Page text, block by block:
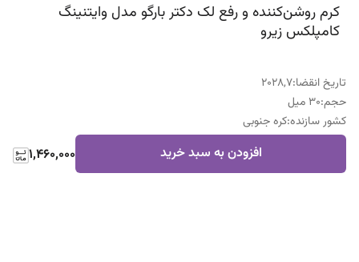
کرم روشن‌کننده و رفع لک دکتر بارگو مدل وایتنینگ
کامپلکس زیرو
تاریخ انقضا:
2028,7
حجم:30 میل
کشور سازنده:کره جنوبی
1,460,000 افزودن به سبد خرید